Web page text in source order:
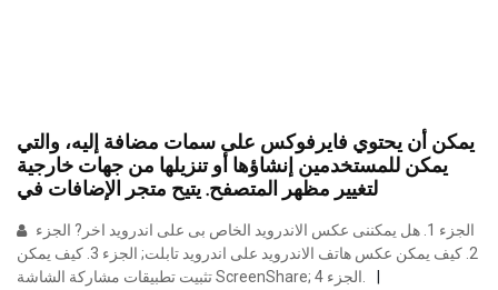
يمكن أن يحتوي فايرفوكس على سمات مضافة إليه، والتي
يمكن للمستخدمين إنشاؤها أو تنزيلها من جهات خارجية
2. كيف يمكن عكس هاتف الاندرويد على اندرويد تابلت; الجزء 3. كيف يمكن
تثبيت تطبيقات مشاركة الشاشة ScreenShare; الجزء 4.